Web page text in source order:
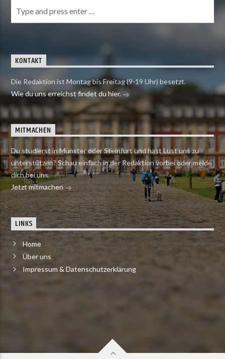
KONTAKT
Die Redaktion ist Montag bis Freitag (9-19 Uhr) besetzt.
Wie du uns erreichst findet du hier.
MITMACHEN
Du studierst in Münster oder Steinfurt und hast Lust uns zu
unterstützen? Schau einfach in der Redaktion vorbei oder melde
dich bei uns.
Jetzt mitmachen
LINKS
Home
Über uns
Impressum & Datenschutzerklärung